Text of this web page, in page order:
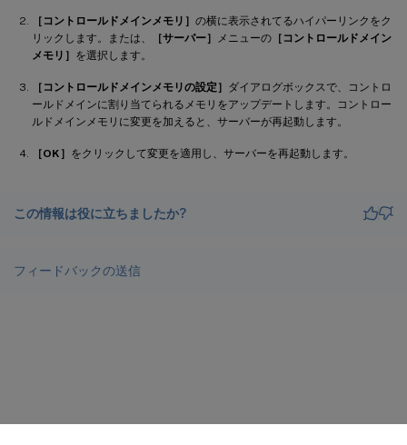
［コントロールドメインメモリ］ の横に表示されてるハイパーリンクをク
リックします。または、
［サーバー］ メニューの ［コントロールドメイン
メモリ］ を選択します。
［コントロールドメインメモリの設定］ ダイアログボックスで、コントロ
ールドメインに割り当てられるメモリをアップデートします。コントロー
ルドメインメモリに変更を加えると、サーバーが再起動します。
［OK］ をクリックして変更を適用し、サーバーを再起動します。
この情報は役に立ちましたか?
フィードバックの送信